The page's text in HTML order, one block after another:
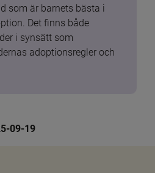
som är barnets bästa i
Det finns både
i synsätt som
adoptionsregler och
09-19